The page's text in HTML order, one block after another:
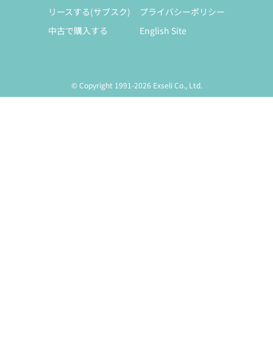
リースする(サブスク)
中古で購入する
プライバシーポリシー
English Site
© Copyright 1991-2026 Exseli Co., Ltd.